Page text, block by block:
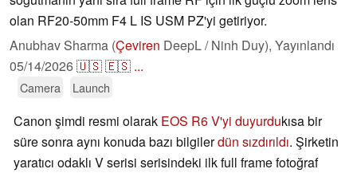
olan RF20-50mm F4 L IS USM PZ'yi getiriyor.
Anubhav Sharma (Çeviren DeepL / Ninh Duy), Yayınlandı
05/14/2026🇺🇸🇪🇸 ...
Camera Launch
Canon şimdi resmi olarak EOS R6 V'yi duyurdukısa bir
süre sonra aynı konuda bazı bilgilerdün sızdırıldı. Şirketin
yaratıcı odaklı V serisi serisindeki ilk full frame fotoğraf